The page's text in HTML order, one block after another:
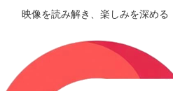
映像を読み解き、楽しみを深める